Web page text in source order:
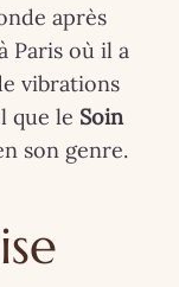
après
Paris où il a
vibrations
que le Soin
son genre.